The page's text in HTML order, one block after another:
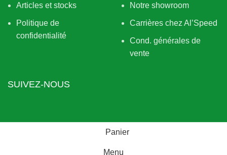
Articles et stocks
Politique de
confidentialité
Notre showroom
Carrières chez Al’Speed
Cond. générales de
vente
SUIVEZ-NOUS
Panier
Menu